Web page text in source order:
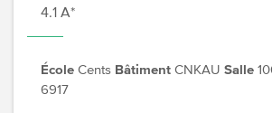
4.1 A*
École Cents Bâtiment CNKAU Salle
6917